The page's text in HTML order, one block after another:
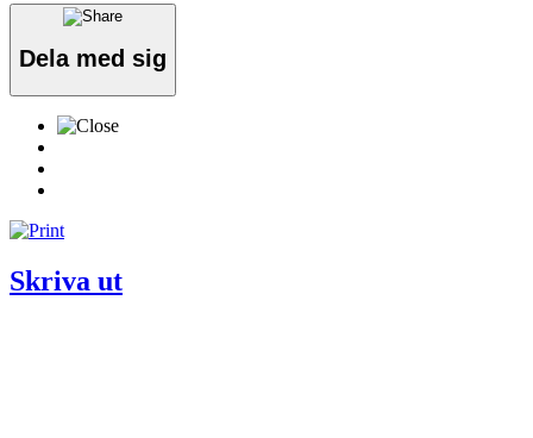
Dela med sig
Skriva ut